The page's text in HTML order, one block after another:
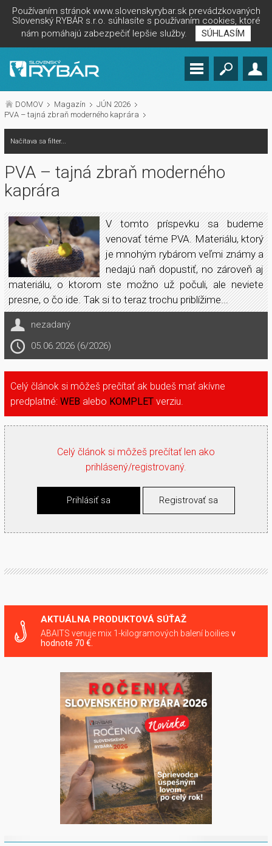
Používaním stránok www.slovenskyrybar.sk prevádzkovaných
Slovenský RYBÁR s.r.o. súhlasíte s používaním cookies, ktoré
nám pomáhajú zabezpečiť lepšie služby.
SÚHLASÍM
DOMOV Magazín
JÚN 2026
PVA – tajná zbraň moderného kaprára
Načítava sa filter...
PVA – tajná zbraň moderného
kaprára
V tomto príspevku sa budeme
venovať téme PVA. Materiálu, ktorý
je mnohým rybárom veľmi známy a
nedajú naň dopustiť, no zároveň aj
materiálu, o ktorom ste možno už počuli, ale neviete
presne, o čo ide. Tak si to teraz trochu priblížime...
nezadaný
05.06.2026 (6/2026)
Celý článok si môžeš prečítať ak budeš mať akívne
predplatné: WEB alebo KOMPLETverziu.
Celý článok si môžeš prečítať len ako
prihlásený/registrovaný.
Prihlásiť sa Registrovať sa
AKTUÁLNA PRODUKTOVÁ SÚŤAŽ
ABAITS venuje mix 1-kilogramových balení boilies v
hodnote 70 €.